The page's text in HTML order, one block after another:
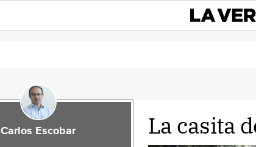
La casita
Carlos Escobar